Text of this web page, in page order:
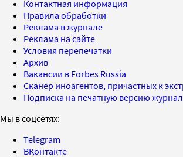
Контактная информация
Правила обработки
Реклама в журнале
Реклама на сайте
Условия перепечатки
Архив
Вакансии в Forbes Russia
Сканер иноагентов, причастных к
Подписка на печатную версию
Мы в соцсетях:
Telegram
ВКонтакте